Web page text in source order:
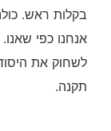
בקלות ראש.
אנחנו כפי
לשחוק את
תקנה.